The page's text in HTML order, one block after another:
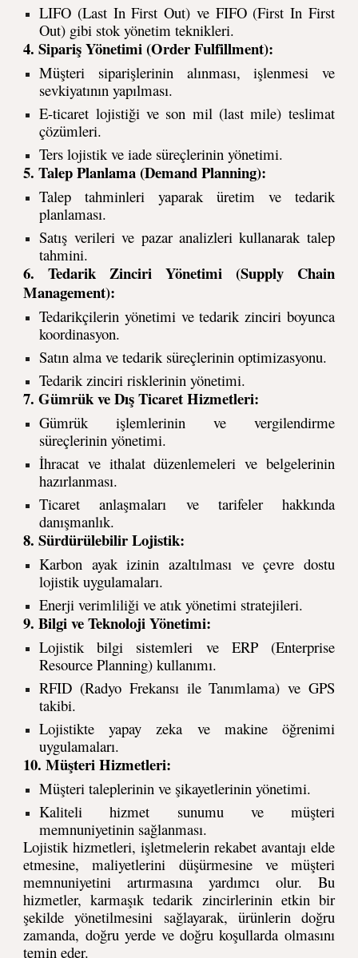
LIFO (Last In First Out) ve FIFO (First In First
Out) gibi stok yönetim teknikleri.
4. Sipariş Yönetimi (Order Fulfillment):
Müşteri siparişlerinin alınması, işlenmesi ve
sevkiyatının yapılması.
E-ticaret lojistiği ve son mil (last mile) teslimat
çözümleri.
Ters lojistik ve iade süreçlerinin yönetimi.
5. Talep Planlama (Demand Planning):
Talep tahminleri yaparak üretim ve tedarik
planlaması.
Satış verileri ve pazar analizleri kullanarak talep
tahmini.
6. Tedarik Zinciri Yönetimi (Supply Chain
Management):
Tedarikçilerin yönetimi ve tedarik zinciri boyunca
koordinasyon.
Satın alma ve tedarik süreçlerinin optimizasyonu.
Tedarik zinciri risklerinin yönetimi.
7. Gümrük ve Dış Ticaret Hizmetleri:
Gümrük işlemlerinin ve vergilendirme
süreçlerinin yönetimi.
İhracat ve ithalat düzenlemeleri ve belgelerinin
hazırlanması.
Ticaret anlaşmaları ve tarifeler hakkında
danışmanlık.
8. Sürdürülebilir Lojistik:
Karbon ayak izinin azaltılması ve çevre dostu
lojistik uygulamaları.
Enerji verimliliği ve atık yönetimi stratejileri.
9. Bilgi ve Teknoloji Yönetimi:
Lojistik bilgi sistemleri ve ERP (Enterprise
Resource Planning) kullanımı.
RFID (Radyo Frekansı ile Tanımlama) ve GPS
takibi.
Lojistikte yapay zeka ve makine öğrenimi
uygulamaları.
10. Müşteri Hizmetleri:
Müşteri taleplerinin ve şikayetlerinin yönetimi.
Kaliteli hizmet sunumu ve müşteri
memnuniyetinin sağlanması.
Lojistik hizmetleri, işletmelerin rekabet avantajı elde
etmesine, maliyetlerini düşürmesine ve müşteri
memnuniyetini artırmasına yardımcı olur. Bu
hizmetler, karmaşık tedarik zincirlerinin etkin bir
şekilde yönetilmesini sağlayarak, ürünlerin doğru
zamanda, doğru yerde ve doğru koşullarda olmasını
temin eder.